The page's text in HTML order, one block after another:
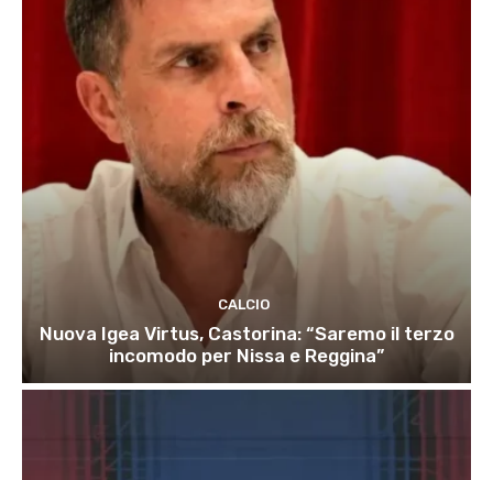
CALCIO
Nuova Igea Virtus, Castorina: “Saremo il terzo
incomodo per Nissa e Reggina”